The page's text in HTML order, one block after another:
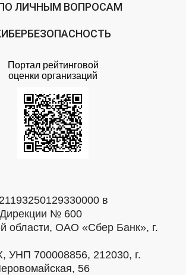
ЛИЧНЫМ ВОПРОСАМ
Портал рейтинговой
оценки организаций
в
№ 600
области, ОАО «Сбер Банк», г.
УНП 700008856, 212030, г.
56